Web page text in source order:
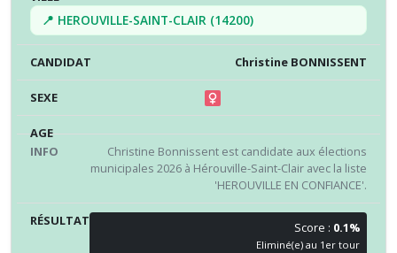
📍 HEROUVILLE-SAINT-CLAIR (14200)
Christine BONNISSENT
Christine Bonnissent est candidate aux élections
municipales 2026 à Hérouville-Saint-Clair avec la liste
'HEROUVILLE EN CONFIANCE'.
Score : 0.1%
Eliminé(e) au 1er tour